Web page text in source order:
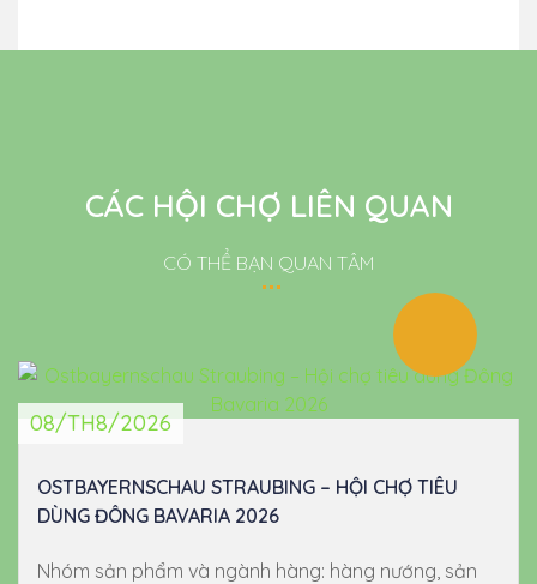
CÁC HỘI CHỢ LIÊN QUAN
CÓ THỂ BẠN QUAN TÂM
08/TH8/2026
OSTBAYERNSCHAU STRAUBING – HỘI CHỢ TIÊU
DÙNG ĐÔNG BAVARIA 2026
Nhóm sản phẩm và ngành hàng: hàng nướng, sản